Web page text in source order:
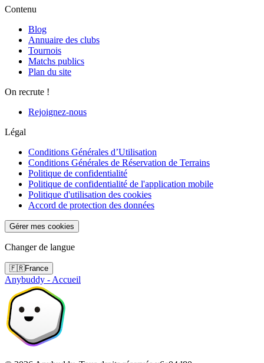
Contenu
Blog
Annuaire des clubs
Tournois
Matchs publics
Plan du site
On recrute !
Rejoignez-nous
Légal
Conditions Générales d’Utilisation
Conditions Générales de Réservation de Terrains
Politique de confidentialité
Politique de confidentialité de l'application mobile
Politique d'utilisation des cookies
Accord de protection des données
Gérer mes cookies
Changer de langue
🇫🇷France
Anybuddy - Accueil